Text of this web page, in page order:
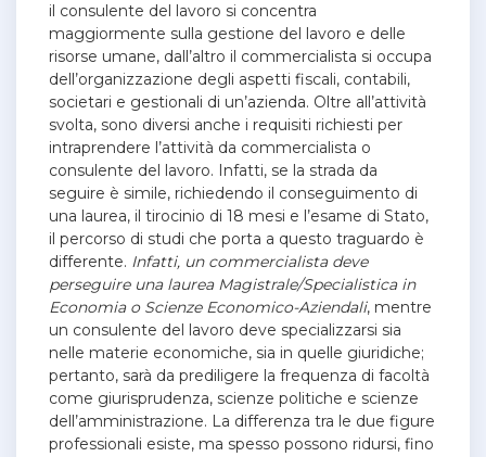
il consulente del lavoro si concentra
maggiormente sulla gestione del lavoro e delle
risorse umane, dall’altro il commercialista si occupa
dell’organizzazione degli aspetti fiscali, contabili,
societari e gestionali di un’azienda. Oltre all’attività
svolta, sono diversi anche i requisiti richiesti per
intraprendere l’attività da commercialista o
consulente del lavoro. Infatti, se la strada da
seguire è simile, richiedendo il conseguimento di
una laurea, il tirocinio di 18 mesi e l’esame di Stato,
il percorso di studi che porta a questo traguardo è
differente. Infatti, un commercialista deve
perseguire una laurea Magistrale/Specialistica in
Economia o Scienze Economico-Aziendali, mentre
un consulente del lavoro deve specializzarsi sia
nelle materie economiche, sia in quelle giuridiche;
pertanto, sarà da prediligere la frequenza di facoltà
come giurisprudenza, scienze politiche e scienze
dell’amministrazione. La differenza tra le due figure
professionali esiste, ma spesso possono ridursi, fino